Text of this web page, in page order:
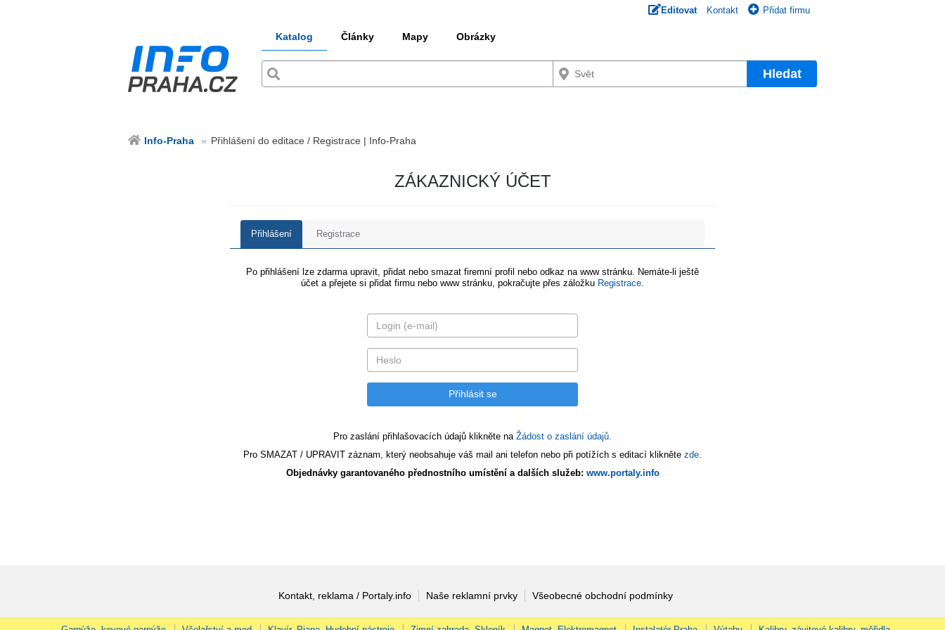
Editovat Kontakt Přidat firmu
Katalog Články Mapy Obrázky
Hledat
Info-Praha Přihlášení do editace / Registrace | Info-Praha
ZÁKAZNICKÝ ÚČET
Přihlášení Registrace
Po přihlášení lze zdarma upravit, přidat nebo smazat firemní profil nebo odkaz na www stránku. Nemáte-li ještě
účet a přejete si přidat firmu nebo www stránku, pokračujte přes záložku Registrace
Pro zaslání přihlašovacích údajů klikněte na Žádost o zaslání údajů.
Pro SMAZAT / UPRAVIT záznam, který neobsahuje váš mail ani telefon nebo při potížích s editací klikněte zde
Objednávky garantovaného přednostního umístění a dalších služeb: www.portaly.info
Kontakt, reklama / Portaly.info Naše reklamní prvky Všeobecné obchodní podmínky